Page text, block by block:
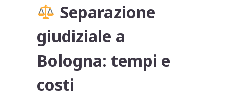
Separazione
giudiziale a
Bologna: tempi e
costi